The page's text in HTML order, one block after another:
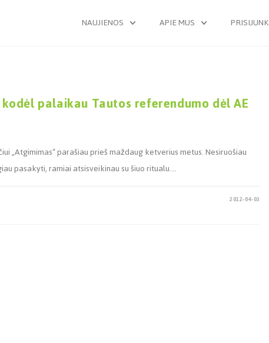
NAUJIENOS APIE MUS PRISIJUNK
palaikau Tautos referendumo dėl AE
parašiau prieš maždaug ketverius metus. Nesiruošiau
pasakyti, ramiai atsisveikinau su šiuo ritualu.…
2012-04-03